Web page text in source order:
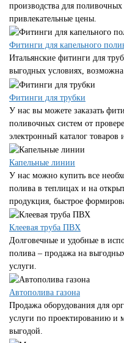
производства для
привлекательные цены.
Фитинги для капельного
Итальянские фитинги для
выгодных условиях, возможна
Фитинги для трубки
У нас вы можете заказать
поливочных систем от
электронный каталог товаров
Капельные линии
У нас можно купить все
полива в теплицах и на
продукция, быстрое
Клеевая труба ПВХ
Долговечные и удобные в
полива – продажа на
услуги.
Автополива газона
Продажа оборудования для
услуги по проектированию и
выгодой.